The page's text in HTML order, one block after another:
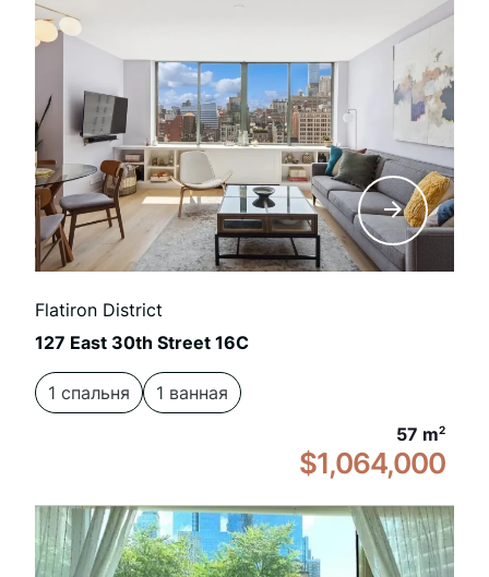
Flatiron District
127 East 30th Street 16C
1 спальня
1 ванная
57 m2
$1,064,000